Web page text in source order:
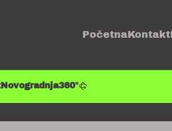
Početna Kontakt
Novogradnja360°